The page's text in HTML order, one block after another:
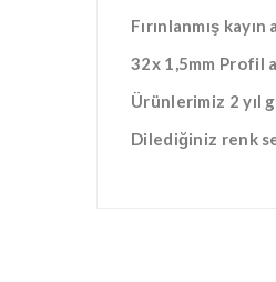
Fırınlanmış kayın
32x 1,5mm Profil
Ürünlerimiz 2 yıl
Dilediğiniz renk